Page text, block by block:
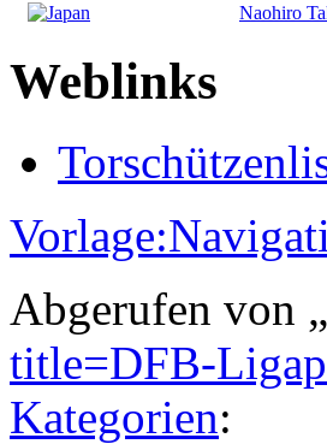
Naohiro
Weblinks
Abgerufen von „
title=DFB-
Kategorien: